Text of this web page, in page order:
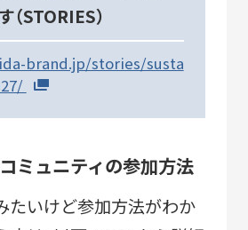
STORIES）
brand.jp/stories/susta
ミュニティの参加方法
たいけど参加方法がわか